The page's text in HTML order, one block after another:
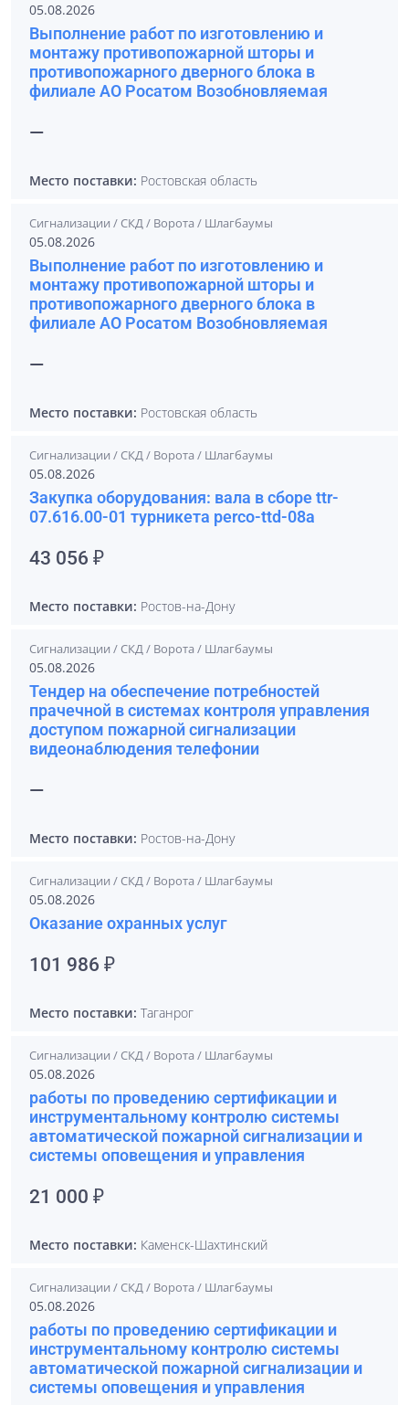
05.08.2026
Выполнение работ по изготовлению и
монтажу противопожарной шторы и
противопожарного дверного блока в
филиале АО Росатом Возобновляемая
—
Место поставки: Ростовская область
Сигнализации / СКД / Ворота / Шлагбаумы
05.08.2026
Выполнение работ по изготовлению и
монтажу противопожарной шторы и
противопожарного дверного блока в
филиале АО Росатом Возобновляемая
—
Место поставки: Ростовская область
Сигнализации / СКД / Ворота / Шлагбаумы
05.08.2026
Закупка оборудования: вала в сборе ttr-
07.616.00-01 турникета perco-ttd-08a
43 056 ₽
Место поставки: Ростов-на-Дону
Сигнализации / СКД / Ворота / Шлагбаумы
05.08.2026
Тендер на обеспечение потребностей
прачечной в системах контроля управления
доступом пожарной сигнализации
видеонаблюдения телефонии
—
Место поставки: Ростов-на-Дону
Сигнализации / СКД / Ворота / Шлагбаумы
05.08.2026
Оказание охранных услуг
101 986 ₽
Место поставки: Таганрог
Сигнализации / СКД / Ворота / Шлагбаумы
05.08.2026
работы по проведению сертификации и
инструментальному контролю системы
автоматической пожарной сигнализации и
системы оповещения и управления
21 000 ₽
Место поставки: Каменск-Шахтинский
Сигнализации / СКД / Ворота / Шлагбаумы
05.08.2026
работы по проведению сертификации и
инструментальному контролю системы
автоматической пожарной сигнализации и
системы оповещения и управления